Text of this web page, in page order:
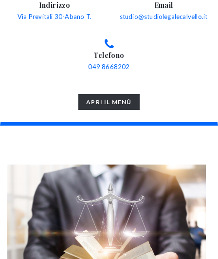
Indirizzo
Via Previtali 30-Abano T.
Email
studio@studiolegalecalvello.it
Telefono
049 8668202
TOGGLE
NAVIGATION
APRI IL MENÚ